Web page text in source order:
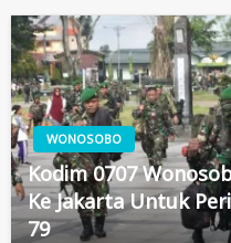
WONOSOBO
Kodim 0707
Ke Jakarta Untuk
79